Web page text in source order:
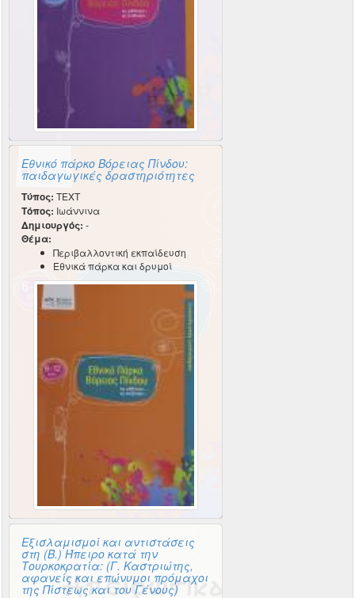
Εθνικό πάρκο Βόρειας Πίνδου:
παιδαγωγικές δραστηριότητες
Τύπος: TEXT
Τόπος: Ιωάννινα
Δημιουργός: -
Θέμα:
Περιβαλλοντική εκπαίδευση
Εθνικά πάρκα και δρυμοί
Εξισλαμισμοί και αντιστάσεις
στη (Β.) Ήπειρο κατά την
Τουρκοκρατία: (Γ. Καστριώτης,
αφανείς και επώνυμοι πρόμαχοι
της Πίστεως και του Γένους)